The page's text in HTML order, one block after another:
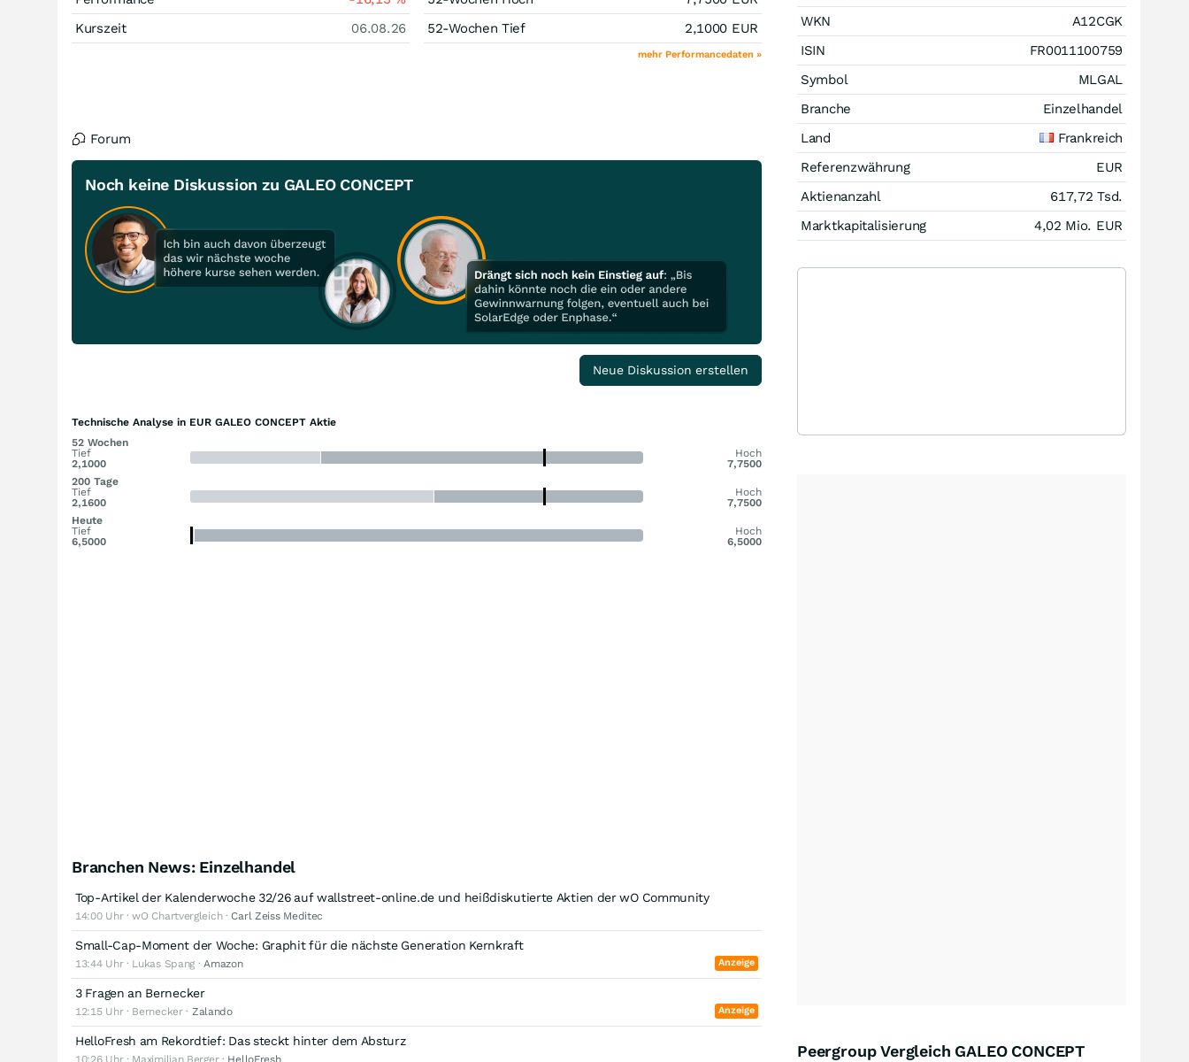
Kurszeit
06.08.26
52-Wochen Tief
2,1000 EUR
mehr Performancedaten »
Forum
Noch keine Diskussion zu GALEO CONCEPT
Neue Diskussion erstellen
Technische Analyse in EUR GALEO CONCEPT Aktie
52 Wochen
Tief
2,1000
Hoch
7,7500
200 Tage
Tief
2,1600
Hoch
7,7500
Heute
Tief
6,5000
Hoch
6,5000
Branchen News: Einzelhandel
Top-Artikel der Kalenderwoche 32/26 auf wallstreet-online.de und heißdiskutierte Aktien der wO Community
14:00 Uhr · wO Chartvergleich ·Carl Zeiss Meditec
Small-Cap-Moment der Woche: Graphit für die nächste Generation Kernkraft
13:44 Uhr · Lukas Spang ·Amazon Anzeige
3 Fragen an Bernecker
12:15 Uhr · Bernecker · Zalando Anzeige
HelloFresh am Rekordtief: Das steckt hinter dem Absturz
10:26 Uhr · Maximilian Berger · HelloFresh
WKN
A12CGK
ISIN
FR0011100759
Symbol
MLGAL
Branche
Einzelhandel
Land
Frankreich
Referenzwährung
EUR
Aktienanzahl
617,72 Tsd.
Marktkapitalisierung
4,02 Mio. EUR
Peergroup Vergleich GALEO CONCEPT